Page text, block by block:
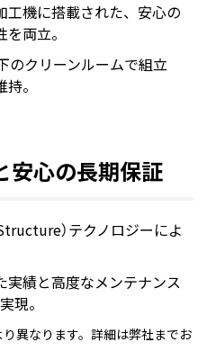
工機に搭載された、安心の
両立。
のクリーンルームで組立
。
安心の長期保証
）テクノロジーによ
実績と高度なメンテナンス
現。
異なります。詳細は弊社までお